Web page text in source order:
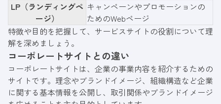
LP（ランディングペ
ージ）
キャンペーンやプロモーションの
ためのWebページ
特徴や目的を把握して、サービスサイトの役割について理
解を深めましょう。
コーポレートサイトとの違い
コーポレートサイトは、企業の事業内容を紹介するための
サイトです。理念やブランドイメージ、組織構造など企業
に関する基本情報を公開し、取引関係やブランドイメージ